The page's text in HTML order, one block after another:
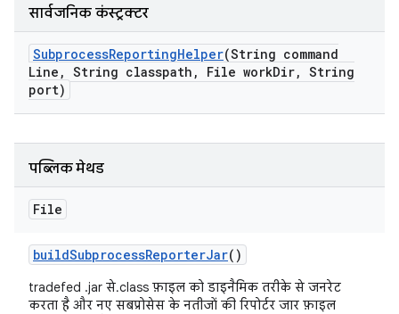
सार्वजनिक कंस्ट्रक्टर
SubprocessReportingHelper(String command
Line , String classpath , File workDir, String
port)
पब्लिक मेथड
File
buildSubprocessReporterJar()
tradefed .jar से.class फ़ाइल को डाइनैमिक तरीके से जनरेट
करता है और नए सबप्रोसेस के नतीजों की रिपोर्टर जार फ़ाइल